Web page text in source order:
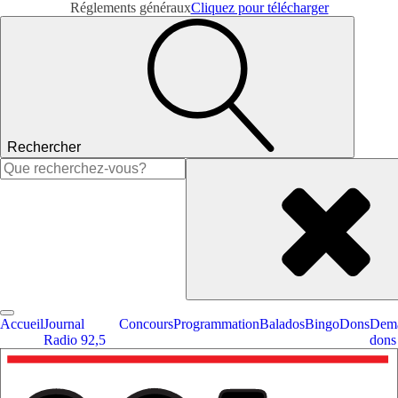
Réglements générauxCliquez pour télécharger
Rechercher
Rechercher :
AccueilJournal
Radio 92,5
ConcoursProgrammationBaladosBingoDons
dons